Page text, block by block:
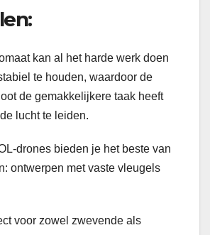
kan al het harde werk doen
te houden, waardoor de
de gemakkelijkere taak heeft
lucht te leiden.
drones bieden je het beste van
ontwerpen met vaste vleugels
voor zowel zwevende als